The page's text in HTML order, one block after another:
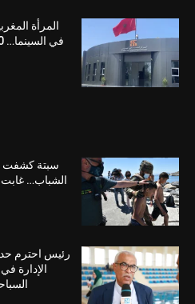
المرأة
سبتة كشفت
الشباب… غابت
الإدارة